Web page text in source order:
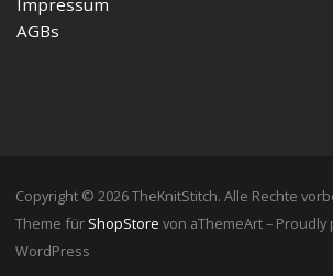
Impressum
AGBs
Copyright © 2026 TheKnitStitch. Alle Rechte
Theme für ShopStore von aThemeArt –
WordPress